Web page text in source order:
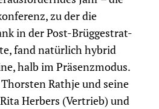
zu der die
in der Post-Brüggestrat-
fand natürlich hybrid
halb im Präsenzmodus.
Rathje und seine
Herbers (Vertrieb) und